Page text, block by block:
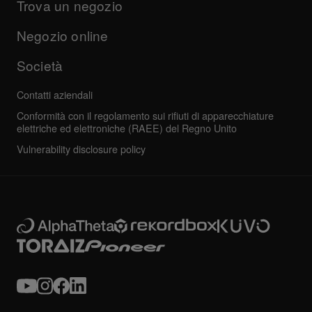
Domande frequenti
Forum della community
Assistenza, riparazione, garanzia
Azienda
Altro
Tutte le notizie
Trova un negozio
Negozio online
Società
Contatti aziendali
Conformità con il regolamento sui rifiuti di apparecchiature
elettriche ed elettroniche (RAEE) del Regno Unito
Vulnerability disclosure policy